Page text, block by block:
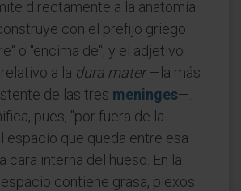
directamente a la anatomía.
con el prefijo griego
o "encima de", y el adjetivo
a la dura mater—la más
de las tres meninges—.
pues, "por fuera de la
espacio que queda entre esa
cara interna del hueso. En la
contiene grasa, plexos